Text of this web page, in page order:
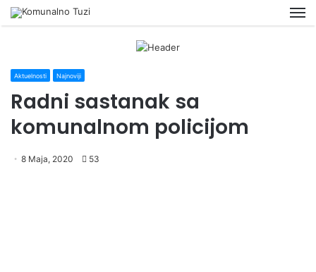
Aktuelnosti Najnoviji
Radni sastanak sa
komunalnom policijom
8 Maja, 2020 53